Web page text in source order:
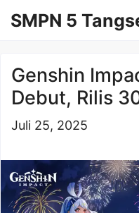
keSMPN 5
Genshin
Debut, Rilis
Juli 25, 2025